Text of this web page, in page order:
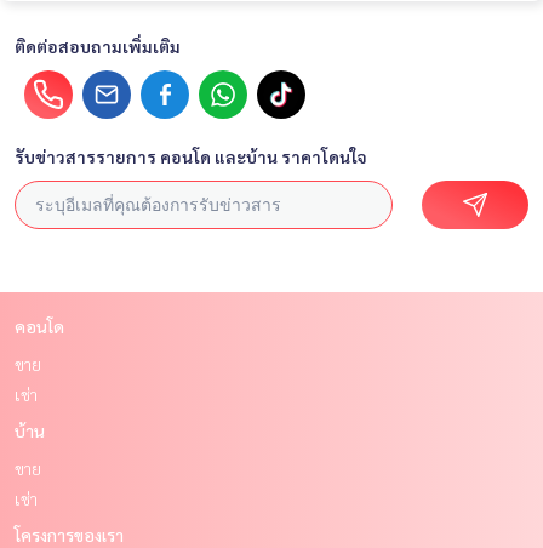
ติดต่อสอบถามเพิ่มเติม
รับข่าวสารรายการ คอนโด และบ้าน ราคาโดนใจ
คอนโด
ขาย
เช่า
บ้าน
ขาย
เช่า
โครงการของเรา